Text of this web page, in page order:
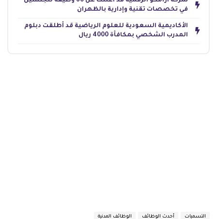
في تخصصات تقنية وإدارية بالظهران
الأكاديمية السعودية للعلوم الرياضية قد أطلقت دبلوم
المدرب الشخصي بمكافأة 4000 ريال
التسميات أحدث الوظائف الوظائف المدنية